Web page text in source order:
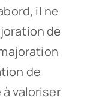
il ne
de
de
valoriser